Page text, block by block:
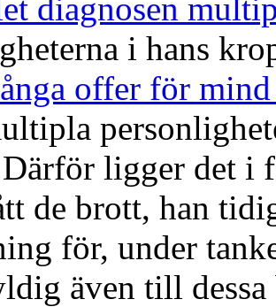
diagnosen
i hans
offer för
ligger det i
de brott, han
för, under
även till